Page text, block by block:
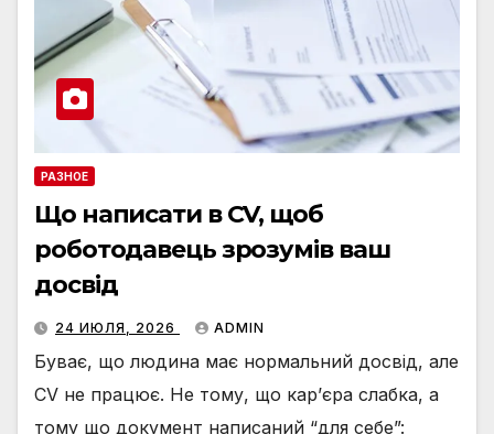
РАЗНОЕ
Що написати в CV, щоб
роботодавець зрозумів ваш
досвід
24 ИЮЛЯ, 2026 ADMIN
Буває, що людина має нормальний досвід, але
CV не працює. Не тому, що кар’єра слабка, а
тому що документ написаний “для себе”: